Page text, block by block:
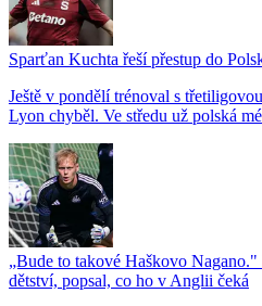
Sparťan Kuchta řeší přestup do
Ještě v pondělí trénoval s
Lyon chyběl. Ve středu už polská
„Bude to takové Haškovo
dětství, popsal, co ho v Anglii čeká